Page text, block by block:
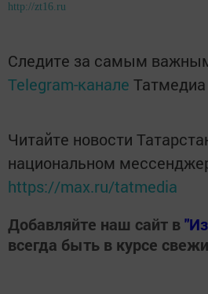
http://zt16.ru
Следите за самым
Telegram-канале Татмедиа
Читайте новости
национальном
https://max.ru/tatmedia
Добавляйте наш сайт в
всегда быть в курсе